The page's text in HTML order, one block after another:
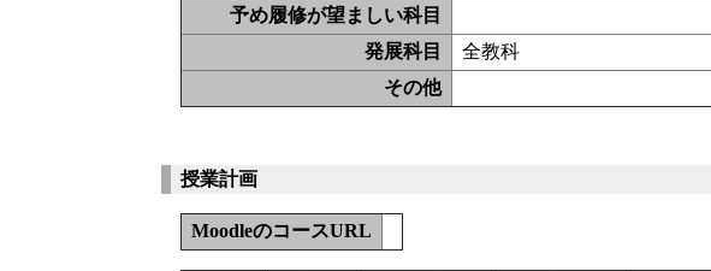
予め履修が望ましい科目
発展科目
全教科
その他
授業計画
MoodleのコースURL